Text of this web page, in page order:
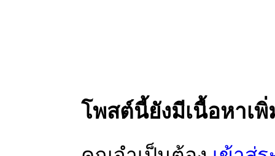
โพสต์นี้ยังมีเนื้อหาเพิ่